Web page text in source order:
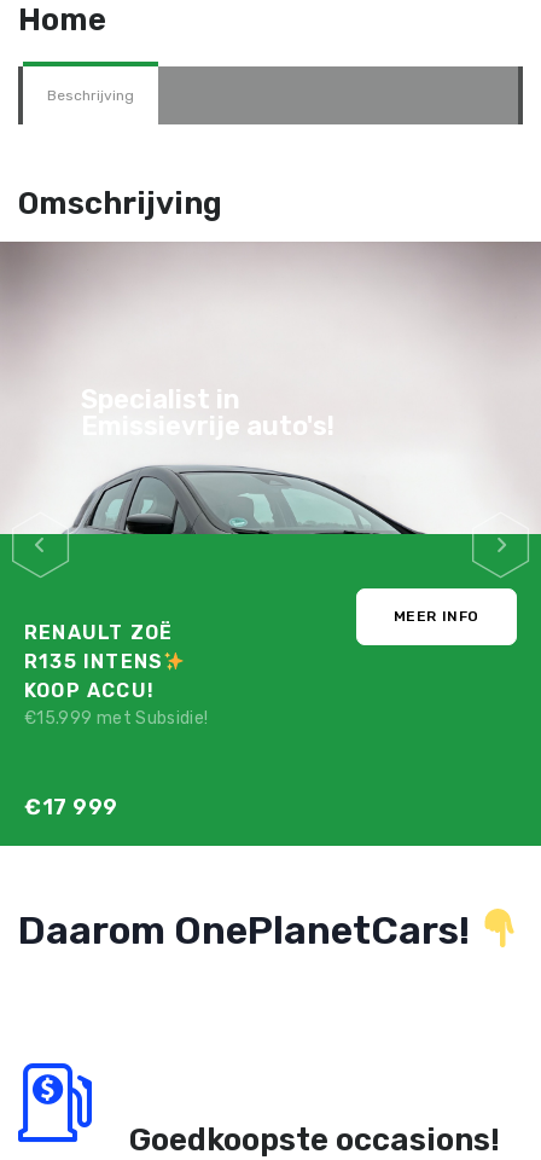
Home
Beschrijving
Omschrijving
Specialist in
Emissievrije auto's!
RENAULT ZOË
R135 INTENS
KOOP ACCU!
€15.999 met Subsidie!
€17 999
MEER INFO
Daarom OnePlanetCars!
Goedkoopste occasions!